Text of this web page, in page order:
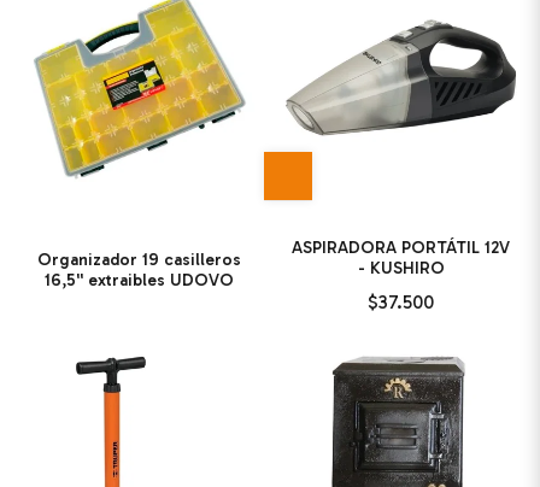
Organizador 19 casilleros
16,5'' extraibles UDOVO
ASPIRADORA PORTÁTIL 12V
- KUSHIRO
$37.500